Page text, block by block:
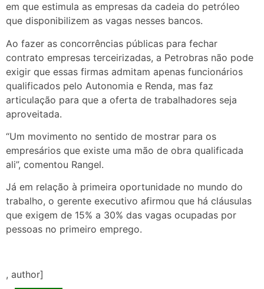
em que estimula as empresas da cadeia do petróleo
que disponibilizem as vagas nesses bancos.
Ao fazer as concorrências públicas para fechar
contrato empresas terceirizadas, a Petrobras não pode
exigir que essas firmas admitam apenas funcionários
qualificados pelo Autonomia e Renda, mas faz
articulação para que a oferta de trabalhadores seja
aproveitada.
“Um movimento no sentido de mostrar para os
empresários que existe uma mão de obra qualificada
ali”, comentou Rangel.
Já em relação à primeira oportunidade no mundo do
trabalho, o gerente executivo afirmou que há cláusulas
que exigem de 15% a 30% das vagas ocupadas por
pessoas no primeiro emprego.
, author]